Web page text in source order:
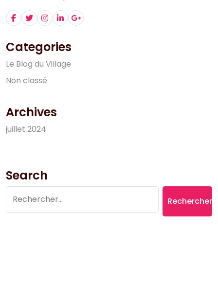
Categories
Le Blog du Village
Non classé
Archives
juillet 2024
Search